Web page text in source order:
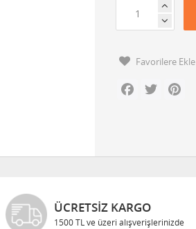
Favorilere Ekle
Facebook
Twitter
ÜCRETSIZ KARGO
1500 TL ve üzeri alışverişlerinizde